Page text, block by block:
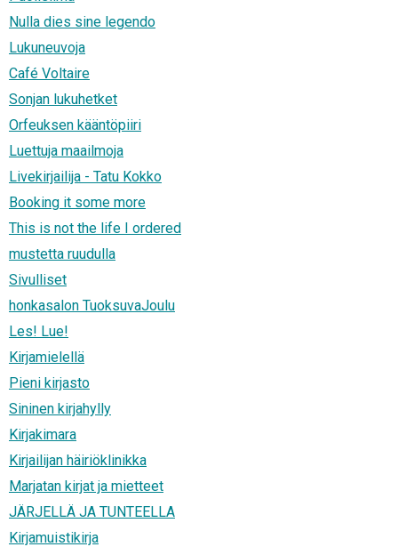
Nulla dies sine legendo
Lukuneuvoja
Café Voltaire
Sonjan lukuhetket
Orfeuksen kääntöpiiri
Luettuja maailmoja
Livekirjailija - Tatu Kokko
Booking it some more
This is not the life I ordered
mustetta ruudulla
Sivulliset
honkasalon TuoksuvaJoulu
Les! Lue!
Kirjamielellä
Pieni kirjasto
Sininen kirjahylly
Kirjakimara
Kirjailijan häiriöklinikka
Marjatan kirjat ja mietteet
JÄRJELLÄ JA TUNTEELLA
Kirjamuistikirja